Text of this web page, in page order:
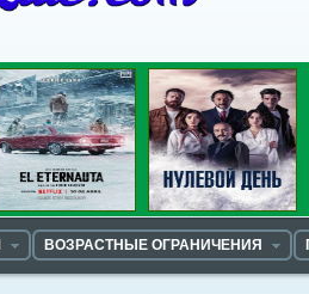
ВОЗРАСТНЫЕ ОГРАНИЧЕНИЯ